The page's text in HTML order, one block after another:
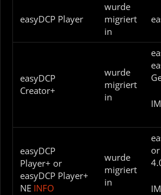
easyDCP Player
wurde
migriert
in
easyDCP
Creator+
wurde
migriert
in
easyDCP
Player+ or
easyDCP Player+
NE INFO
wurde
migriert
in
or